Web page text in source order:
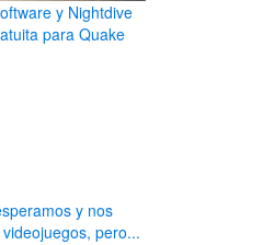
y Nightdive
para Quake
y nos
pero...